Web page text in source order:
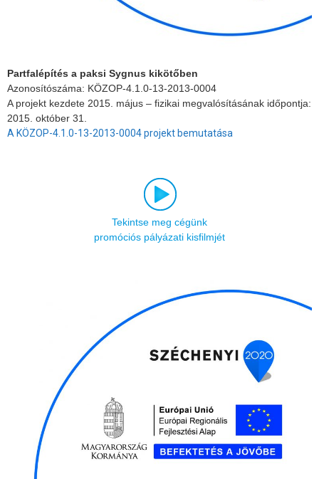
Partfalépítés a paksi Sygnus kikötőben
Azonosítószáma: KÖZOP-4.1.0-13-2013-0004
A projekt kezdete 2015. május – fizikai megvalósításának időpontja:
2015. október 31.
A KÖZOP-4.1.0-13-2013-0004 projekt bemutatása
Tekintse meg cégünk
promóciós pályázati kisfilmjét